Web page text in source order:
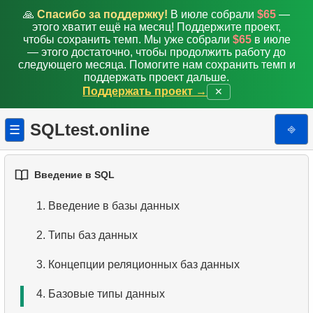
🙏 Спасибо за поддержку! В июле собрали $65 —
этого хватит ещё на месяц! Поддержите проект,
чтобы сохранить темп. Мы уже собрали $65в июле
— этого достаточно, чтобы продолжить работу до
следующего месяца. Помогите нам сохранить темп и
поддержать проект дальше.
Поддержать проект →
✕
☰ SQLtest.online ⎆
Введение в SQL
1. Введение в базы данных
2. Типы баз данных
3. Концепции реляционных баз данных
4. Базовые типы данных